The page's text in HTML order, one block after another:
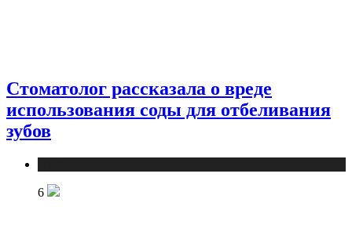
Стоматолог рассказала о вреде
использования соды для отбеливания
зубов
6